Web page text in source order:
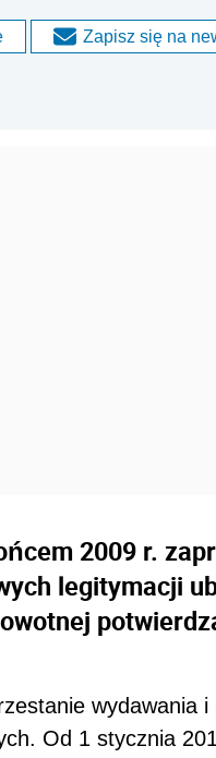
Zapisz się na
2009 r.
legitymacji
wydawania
Od 1 stycznia